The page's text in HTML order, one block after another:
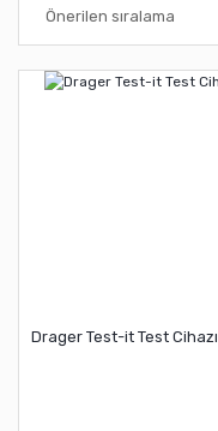
Drager Test-it Test Cihazı